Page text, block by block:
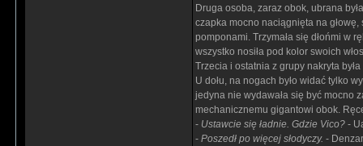
Druga osoba, zaraz obok, ubrana
czapka mocno naciągnięta na
pomponami. Trzymała się dłońmi w
wszystko nosiła pod kolor swoich
Trzecia i ostatnia z grupy nakryta
U dołu, na nogach było widać tylko
jedyna nie wydawała się być mocno
mechanicznemu gigantowi obok.
- Ustawcie się ładnie. Gdzie Vico? -
- Poszedł po więcej słodyczy. -